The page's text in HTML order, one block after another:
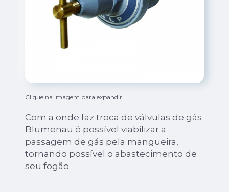
Clique na imagem para expandir
Com a onde faz troca de válvulas de gás
Blumenau é possível viabilizar a
passagem de gás pela mangueira,
tornando possível o abastecimento de
seu fogão.